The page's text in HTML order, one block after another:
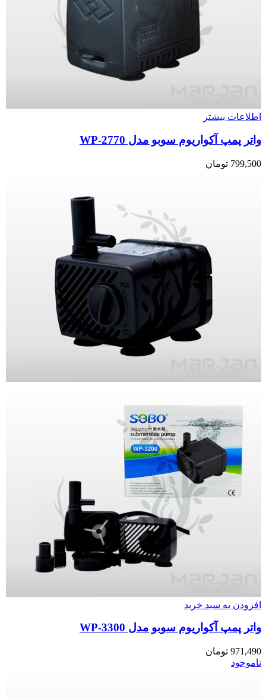
اطلاعات بیشتر
واتر پمپ آکواریوم سوبو مدل WP-2770
799,500 تومان
افزودن به سبد خرید
واتر پمپ آکواریوم سوبو مدل WP-3300
971,490 تومان
ناموجود